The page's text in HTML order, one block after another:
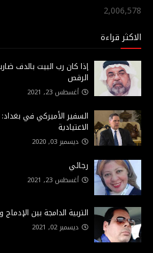
2,006,578
الاكثر قراءة
إذا كان رب البيت بالدف
الرقص
أغسطس 23, 2021
السفير الأميركي في
الاعتيادية
ديسمبر 03, 2020
رجائي
أغسطس 23, 2021
التربية الدامجة بين
ديسمبر 02, 2021